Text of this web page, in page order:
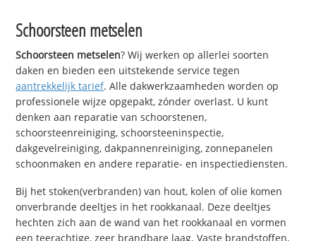
Schoorsteen metselen
Schoorsteen metselen? Wij werken op allerlei soorten
daken en bieden een uitstekende service tegen
aantrekkelijk tarief. Alle dakwerkzaamheden worden op
professionele wijze opgepakt, zónder overlast. U kunt
denken aan reparatie van schoorstenen,
schoorsteenreiniging, schoorsteeninspectie,
dakgevelreiniging, dakpannenreiniging, zonnepanelen
schoonmaken en andere reparatie- en inspectiediensten.
Bij het stoken(verbranden) van hout, kolen of olie komen
onverbrande deeltjes in het rookkanaal. Deze deeltjes
hechten zich aan de wand van het rookkanaal en vormen
een teerachtige, zeer brandbare laag. Vaste brandstoffen,